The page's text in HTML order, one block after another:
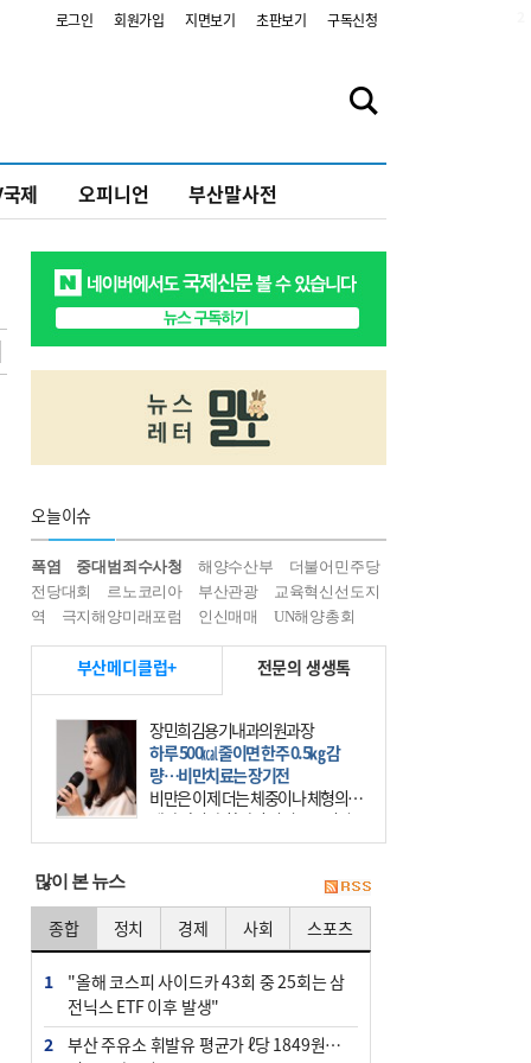
로그인 회원가입 지면보기 초판보기 구독신청
제 오피니언 부산말사전
오늘이슈
폭염 중대범죄수사청 해양수산부
더불어민주당
전당대회
르노코리아 부산관광
교육혁신선도지
역
극지해양미래포럼 인신매매 UN해양총회
부산메디클럽+ 전문의 생생톡
장민희김용기내과의원과장
하루 500㎉ 줄이면 한주 0.5㎏ 감
량…비만치료는 장기전
비만은 이제 더는 체중이나 체형의 문
제가 아니다. 하나의 질병으로 인지
하고 치료와 관리를 해야 한다. 세계
많이 본 뉴스
종합 정치 경제 사회 스포츠
1
"올해 코스피 사이드카 43회 중 25회는 삼
전닉스 ETF 이후 발생"
2
부산 주유소 휘발유 평균가 ℓ당 1849원…